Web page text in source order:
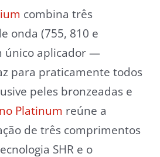
combina três
onda (755, 810 e
único aplicador —
para praticamente todos
peles bronzeadas e
Platinum reúne a
de três comprimentos
SHR e o